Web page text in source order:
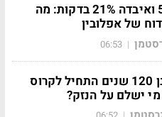
צמחה ב-53% ואיבדה 21% בדקות: מה
של אפלובין
|
06:53
בניין מסוכן בן 120 שנים התחיל לקרוס
מי ישלם על הנזק?